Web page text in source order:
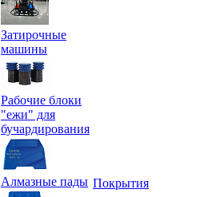
Затирочные
машины
Рабочие блоки
"ежи" для
бучардирования
Алмазные пады Покрытия